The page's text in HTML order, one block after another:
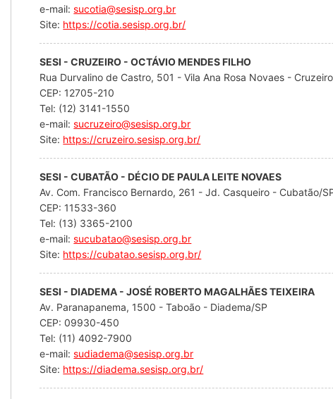
e-mail:sucotia@sesisp.org.br
Site: https://cotia.sesisp.org.br/
SESI - CRUZEIRO - OCTÁVIO MENDES FILHO
Rua Durvalino de Castro, 501 - Vila Ana Rosa Novaes -
CEP: 12705-210
Tel: (12) 3141-1550
e-mail:sucruzeiro@sesisp.org.br
Site: https://cruzeiro.sesisp.org.br/
SESI - CUBATÃO - DÉCIO DE PAULA LEITE NOVAES
Av. Com. Francisco Bernardo, 261 - Jd. Casqueiro - Cubatão/
CEP: 11533-360
Tel: (13) 3365-2100
e-mail:sucubatao@sesisp.org.br
Site: https://cubatao.sesisp.org.br/
SESI - DIADEMA - JOSÉ ROBERTO MAGALHÃES TEIXEIRA
Av. Paranapanema, 1500 - Taboão - Diadema/SP
CEP: 09930-450
Tel: (11) 4092-7900
e-mail:sudiadema@sesisp.org.br
Site: https://diadema.sesisp.org.br/